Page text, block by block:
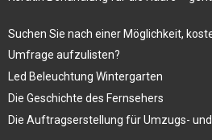
Suchen Sie nach einer Möglichkeit,
Umfrage aufzulisten?
Led Beleuchtung Wintergarten
Die Geschichte des Fernsehers
Die Auftragserstellung für Umzugs-